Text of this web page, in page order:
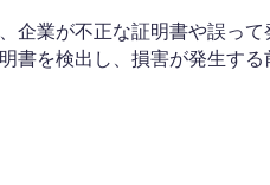
企業が不正な証明書や誤っ
書を検出し、損害が発生す